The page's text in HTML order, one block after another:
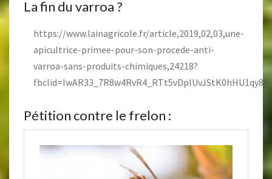
La fin du varroa ?
https://www.lainagricole.fr/article,2019,02,03,une-
apicultrice-primee-pour-son-procede-anti-
varroa-sans-produits-chimiques,24218?
Pétition contre le frelon :